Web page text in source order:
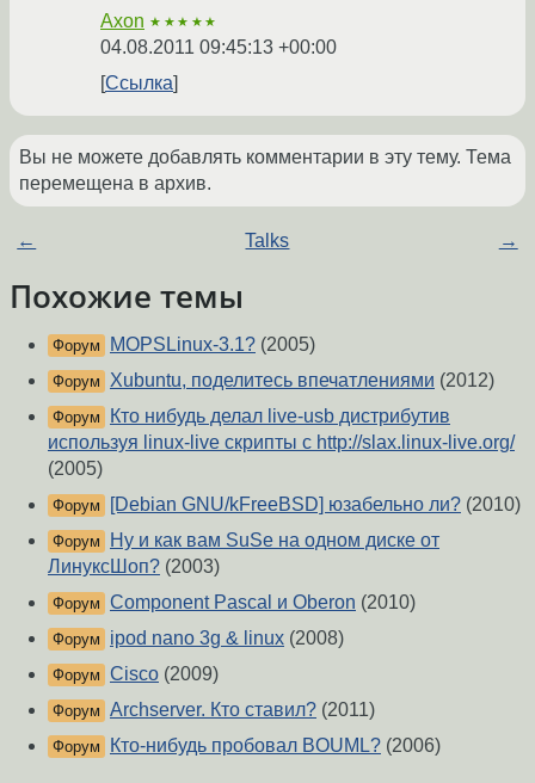
Axon ★★★★★
04.08.2011 09:45:13 +00:00
Ссылка
Вы не можете добавлять комментарии в эту тему. Тема
перемещена в архив.
← Talks →
Похожие темы
Форум MOPSLinux-3.1? (2005)
Форум Xubuntu, поделитесь впечатлениями (2012)
Форум
Кто нибудь делал live-usb дистрибутив
используя linux-live скрипты с http://slax.linux-live.org/
(2005)
Форум [Debian GNU/kFreeBSD] юзабельно ли? (2010)
Форум
Ну и как вам SuSe на одном диске от
ЛинуксШоп? (2003)
Форум Component Pascal и Oberon (2010)
Форум ipod nano 3g & linux (2008)
Форум Cisco (2009)
Форум Archserver. Кто ставил? (2011)
Форум Кто-нибудь пробовал BOUML? (2006)